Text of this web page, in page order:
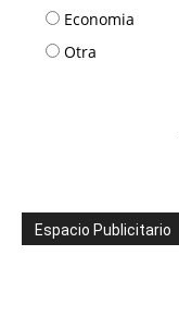
Economia
Otra
Espacio Publicitario